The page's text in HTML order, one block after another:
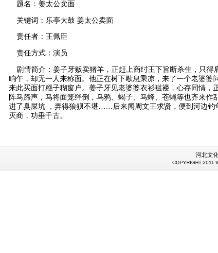
题名：姜太公卖面
关键词：乐亭大鼓 姜太公卖面
责任者：王佩臣
责任方式：演员
剧情简介：姜子牙贩卖猪羊，正赶上商纣王下旨断杀生，只得
晌午，却无一人来称面。他正在树下歇息乘凉，来了一个老婆婆
来此买面打糨子糊窗户。姜子牙见老婆婆衣衫褴褛，心存同情，
阵马蹄声，马将面笼绊倒，乌鸦、蝎子、马蜂、苍蝇等也齐来
进了臭屎坑 ，弄得狼狈不堪……后来闻周文王求贤，便到河边钓
灭商，功垂千古。